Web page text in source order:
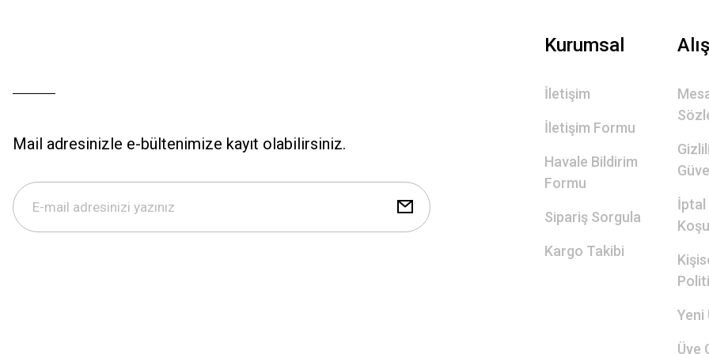
Mail adresinizle e-bültenimize kayıt olabilirsiniz.
Kurumsal
İletişim
İletişim Formu
Havale Bildirim
Formu
Sipariş Sorgula
Kargo Takibi
İptal
Yeni
Üye